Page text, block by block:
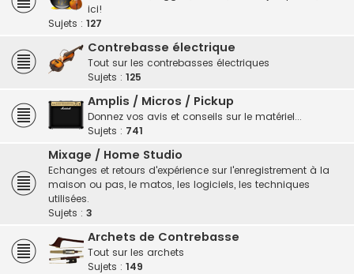
ici!
Sujets : 127
Contrebasse électrique
Tout sur les contrebasses électriques
Sujets : 125
Amplis / Micros / Pickup
Donnez vos avis et conseils sur le matériel...
Sujets : 741
Mixage / Home Studio
Echanges et retours d'expérience sur l'enregistrement à la
maison ou pas, le matos, les logiciels, les techniques
utilisées.
Sujets : 3
Archets de Contrebasse
Tout sur les archets
Sujets : 149